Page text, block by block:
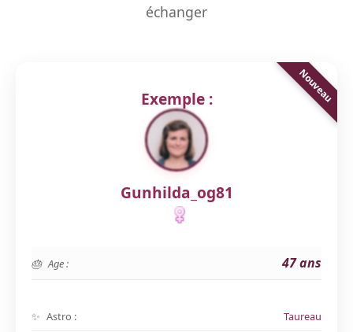
échanger
Exemple :
Gunhilda_og81
Age : 47 ans
Astro : Taureau